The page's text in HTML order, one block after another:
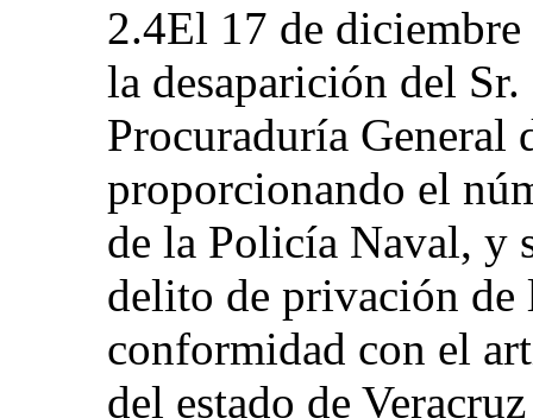
2.4El 17 de
la desaparición del
Procuraduría General
proporcionando el
de la Policía Naval, y
delito de privación
conformidad con el
del estado de